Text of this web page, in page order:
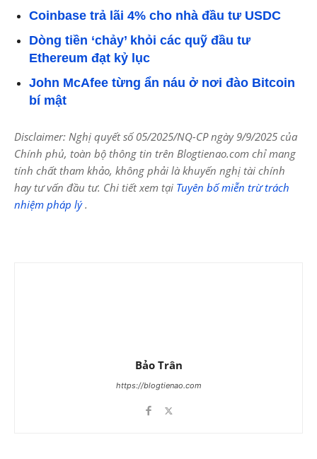
Coinbase trả lãi 4% cho nhà đầu tư USDC
Dòng tiền ‘chảy’ khỏi các quỹ đầu tư
Ethereum đạt kỷ lục
John McAfee từng ẩn náu ở nơi đào Bitcoin
bí mật
Disclaimer: Nghị quyết số 05/2025/NQ-CP ngày 9/9/2025 của
Chính phủ, toàn bộ thông tin trên Blogtienao.com chỉ mang
tính chất tham khảo, không phải là khuyến nghị tài chính
hay tư vấn đầu tư. Chi tiết xem tại Tuyên bố miễn trừ trách
nhiệm pháp lý.
Bảo Trân
https://blogtienao.com